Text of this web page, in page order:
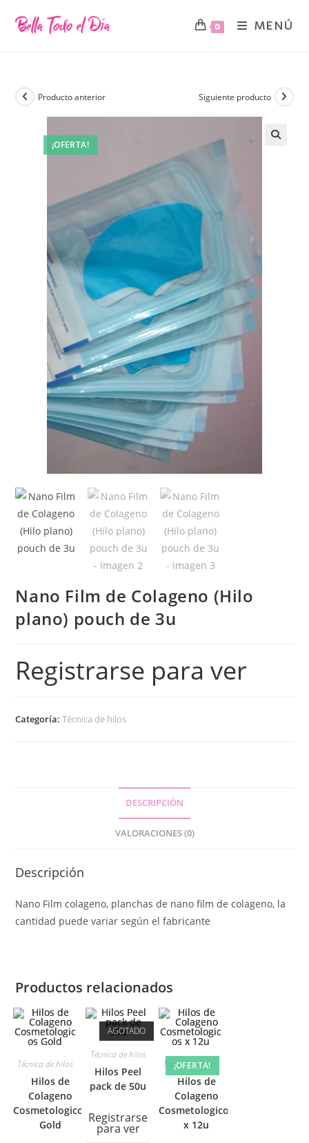
0 MENÚ
¡OFERTA!
Producto anterior Siguiente producto
Nano Film de Colageno (Hilo
plano) pouch de 3u
Registrarse para ver
Categoría:Técnica de hilos
DESCRIPCIÓN
VALORACIONES (0)
Descripción
Nano Film colageno, planchas de nano film de colageno, la
cantidad puede variar según el fabricante
Productos relacionados
Técnica de hilos
Hilos de
Colageno
Cosmetologicos
Gold
AGOTADO
Técnica de hilos
Hilos Peel
pack de 50u
Registrarse
para ver
¡OFERTA!
Técnica de hilos
Hilos de
Colageno
Cosmetologicos
x 12u